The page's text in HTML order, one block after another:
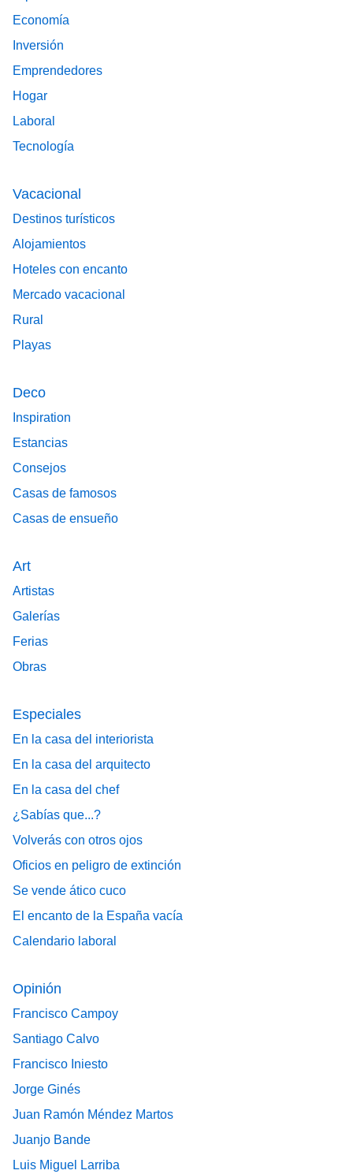
Economía
Inversión
Emprendedores
Hogar
Laboral
Tecnología
Vacacional
Destinos turísticos
Alojamientos
Hoteles con encanto
Mercado vacacional
Rural
Playas
Deco
Inspiration
Estancias
Consejos
Casas de famosos
Casas de ensueño
Art
Artistas
Galerías
Ferias
Obras
Especiales
En la casa del interiorista
En la casa del arquitecto
En la casa del chef
¿Sabías que...?
Volverás con otros ojos
Oficios en peligro de extinción
Se vende ático cuco
El encanto de la España vacía
Calendario laboral
Opinión
Francisco Campoy
Santiago Calvo
Francisco Iniesto
Jorge Ginés
Juan Ramón Méndez Martos
Juanjo Bande
Luis Miguel Larriba